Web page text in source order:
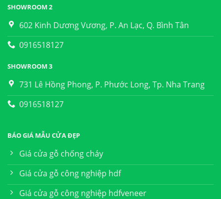
SHOWROOM 2
602 Kinh Dương Vương, P. An Lạc, Q. Bình Tân
0916518127
SHOWROOM 3
731 Lê Hồng Phong, P. Phước Long, Tp. Nha Trang
0916518127
BÁO GIÁ MẪU CỬA ĐẸP
Giá cửa gỗ chống cháy
Giá cửa gỗ công nghiệp hdf
Giá cửa gỗ công nghiệp hdfveneer